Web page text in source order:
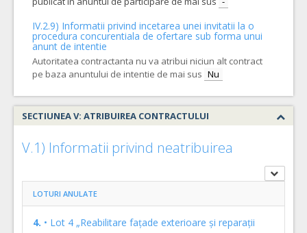
Formularul utilajelor disponibile pentru contract
Achizitia se refera la un proiect in care se solicita
operatorilor economici sa declare utilajele pe care le vor
utliza in derularea contractului (conform HG NR.342/2022)
Da Nu
IV.2.9) Informatii privind incetarea unei invitatii la o
procedura concurentiala de ofertare sub forma unui
anunt de intentie
Autoritatea contractanta nu va atribui niciun alt contract
pe baza anuntului de intentie de mai sus Nu
SECTIUNEA V: ATRIBUIREA CONTRACTULUI
V.1) Informatii privind neatribuirea
LOTURI ANULATE
4. • Lot 4 „Reabilitare fațade exterioare și reparații